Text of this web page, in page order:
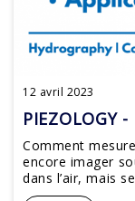
12 avril 2023
PIEZOLOGY
Comment
encore imager
dans l’air, mais